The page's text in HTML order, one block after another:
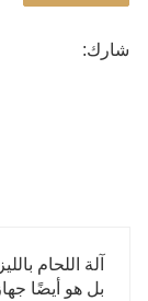
يمكنها إكمال
الفوضوي. معدات
4. آلة اللحام
التدقيق أثناء
5. تكلفة
شارك:
آلة اللحام
بل هو أيضًا